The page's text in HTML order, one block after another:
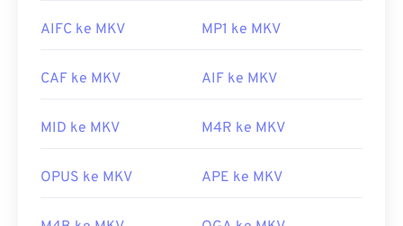
dengan menggunakan
pemutar media VLC
sistem operasi dan platform. Hal ini penting karena
pemutar media lain mungkin tidak mendukungnya.
mengompresi ukuran berkas, yang berarti
lain untuk membuka berkas MKV adalah
AIFC ke MKV MP1 ke MKV
CAF ke MKV AIF ke MKV
MID ke MKV M4R ke MKV
OPUS ke MKV APE ke MKV